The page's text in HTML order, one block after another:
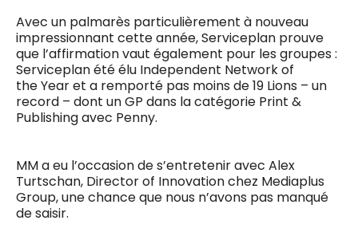
Avec un palmarès particulièrement à nouveau
impressionnant cette année, Serviceplan prouve
que l’affirmation vaut également pour les groupes :
Serviceplan été élu Independent Network of
the Year et a remporté pas moins de 19 Lions – un
record – dont un GP dans la catégorie Print &
Publishing avec Penny.
MM a eu l’occasion de s’entretenir avec Alex
Turtschan, Director of Innovation chez Mediaplus
Group, une chance que nous n’avons pas manqué
de saisir.